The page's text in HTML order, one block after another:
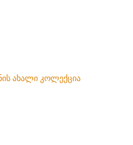
ახალი კოლექცია